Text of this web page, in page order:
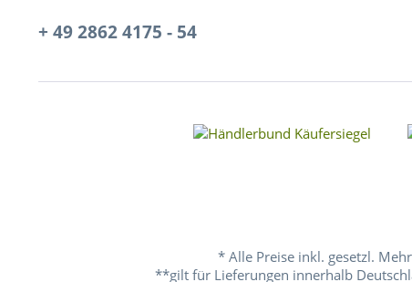
+ 49 2862 4175 - 54
* Alle Preise inkl. gesetzl.
**gilt für Lieferungen innerhalb